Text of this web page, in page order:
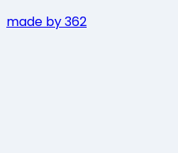
made by 362